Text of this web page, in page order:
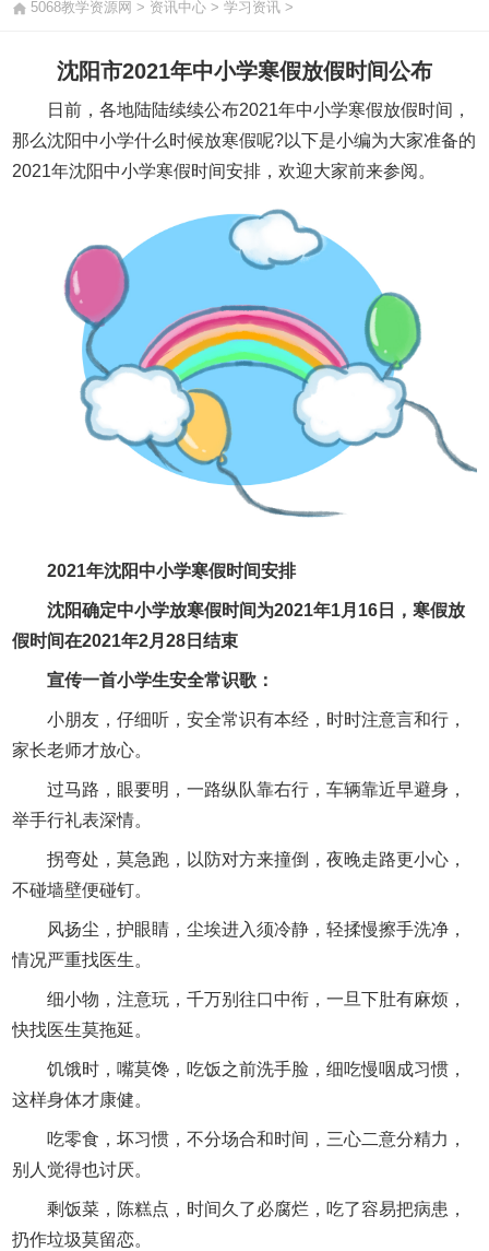
5068教学资源网 > 资讯中心> 学习资讯>
沈阳市2021年中小学寒假放假时间公布
日前，各地陆陆续续公布2021年中小学寒假放假时间，
那么沈阳中小学什么时候放寒假呢?以下是小编为大家准备的
2021年沈阳中小学寒假时间安排，欢迎大家前来参阅。
2021年沈阳中小学寒假时间安排
沈阳确定中小学放寒假时间为2021年1月16日，寒假放
假时间在2021年2月28日结束
宣传一首小学生安全常识歌：
小朋友，仔细听，安全常识有本经，时时注意言和行，
家长老师才放心。
过马路，眼要明，一路纵队靠右行，车辆靠近早避身，
举手行礼表深情。
拐弯处，莫急跑，以防对方来撞倒，夜晚走路更小心，
不碰墙壁便碰钉。
风扬尘，护眼睛，尘埃进入须冷静，轻揉慢擦手洗净，
情况严重找医生。
细小物，注意玩，千万别往口中衔，一旦下肚有麻烦，
快找医生莫拖延。
饥饿时，嘴莫馋，吃饭之前洗手脸，细吃慢咽成习惯，
这样身体才康健。
吃零食，坏习惯，不分场合和时间，三心二意分精力，
别人觉得也讨厌。
剩饭菜，陈糕点，时间久了必腐烂，吃了容易把病患，
扔作垃圾莫留恋。